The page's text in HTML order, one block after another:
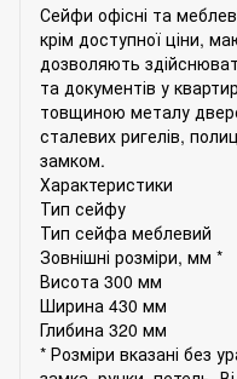
Сейфи офісні та
крім доступної ціни,
дозволяють
та документів у
товщиною металу
сталевих ригелів,
замком.
Характеристики
Тип сейфу
Тип сейфа меблевий
Зовнішні розміри, мм *
Висота 300 мм
Ширина 430 мм
Глибина 320 мм
* Розміри вказані без